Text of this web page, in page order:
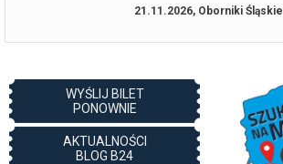
21.11.2026, Oborniki Śląskie
WYŚLIJ BILET
PONOWNIE
AKTUALNOŚCI
BLOG B24